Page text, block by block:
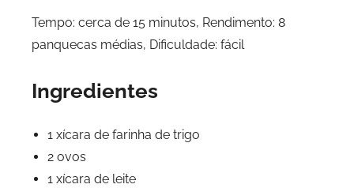
Tempo: cerca de 15 minutos, Rendimento: 8
panquecas médias, Dificuldade: fácil
Ingredientes
1 xícara de farinha de trigo
2 ovos
1 xícara de leite